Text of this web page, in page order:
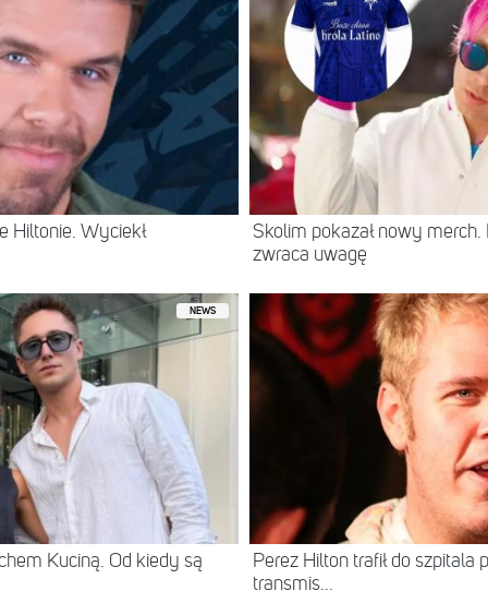
Hiltonie. Wyciekł
Skolim pokazał nowy
zwraca uwagę
NEWS
Kuciną. Od kiedy są
Perez Hilton trafił do szpitala
transmis...